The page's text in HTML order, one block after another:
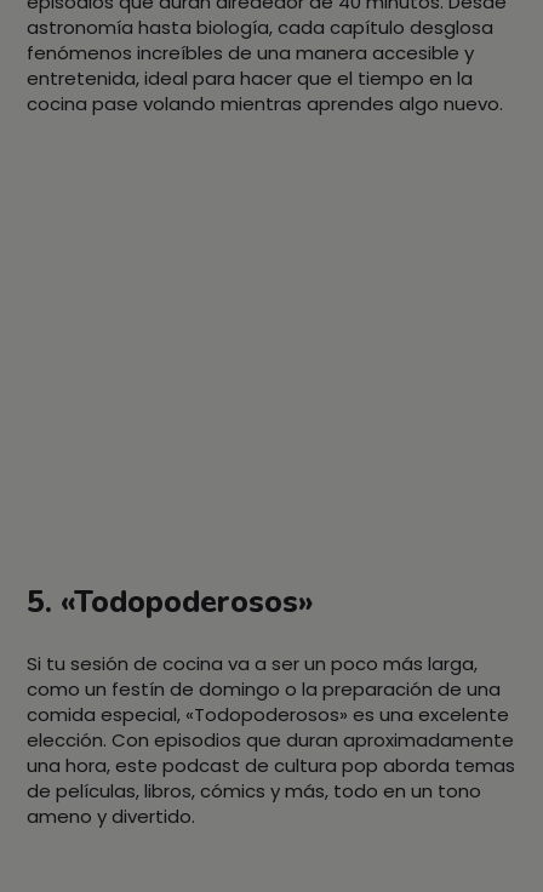
astronomía hasta biología, cada capítulo desglosa
fenómenos increíbles de una manera accesible y
entretenida, ideal para hacer que el tiempo en la
cocina pase volando mientras aprendes algo nuevo.
5. «Todopoderosos»
Si tu sesión de cocina va a ser un poco más larga,
como un festín de domingo o la preparación de una
comida especial, «Todopoderosos» es una excelente
elección. Con episodios que duran aproximadamente
una hora, este podcast de cultura pop aborda temas
de películas, libros, cómics y más, todo en un tono
ameno y divertido.